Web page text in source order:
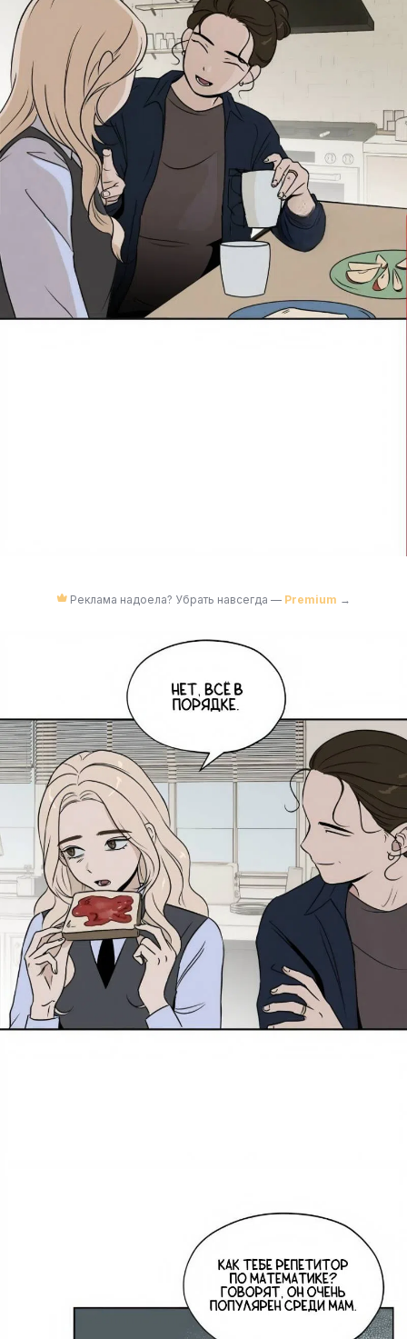
Реклама надоела? Убрать навсегда — Premium →